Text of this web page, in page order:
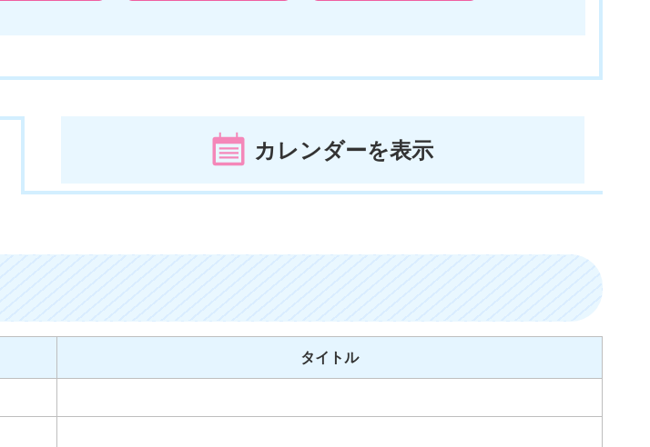
カレンダーを表示
タイトル